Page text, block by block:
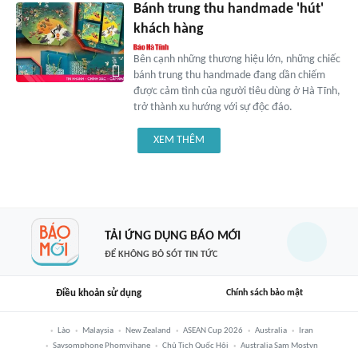
Bánh trung thu handmade 'hút'
khách hàng
Bên cạnh những thương hiệu lớn, những chiếc
bánh trung thu handmade đang dần chiếm
được cảm tình của người tiêu dùng ở Hà Tĩnh,
trở thành xu hướng với sự độc đáo.
XEM THÊM
TẢI ỨNG DỤNG BÁO MỚI
ĐỂ KHÔNG BỎ SÓT TIN TỨC
Điều khoản sử dụng Chính sách bảo mật
Lào Malaysia New Zealand ASEAN Cup 2026 Australia
Iran
Saysomphone Phomvihane
Chủ Tịch Quốc Hội Australia Sam Mostyn